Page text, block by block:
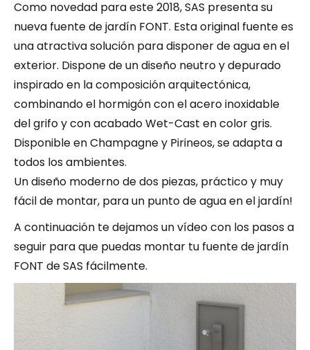
Como novedad para este 2018, SAS presenta su
nueva fuente de jardín FONT. Esta original fuente es
una atractiva solución para disponer de agua en el
exterior. Dispone de un diseño neutro y depurado
inspirado en la composición arquitectónica,
combinando el hormigón con el acero inoxidable
del grifo y con acabado Wet-Cast en color gris.
Disponible en Champagne y Pirineos, se adapta a
todos los ambientes.
Un diseño moderno de dos piezas, práctico y muy
fácil de montar, para un punto de agua en el jardín!
A continuación te dejamos un vídeo con los pasos a
seguir para que puedas montar tu fuente de jardín
FONT de SAS fácilmente.